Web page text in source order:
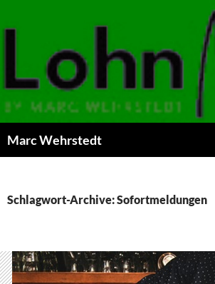
Marc Wehrstedt
Schlagwort-Archive: Sofortmeldungen